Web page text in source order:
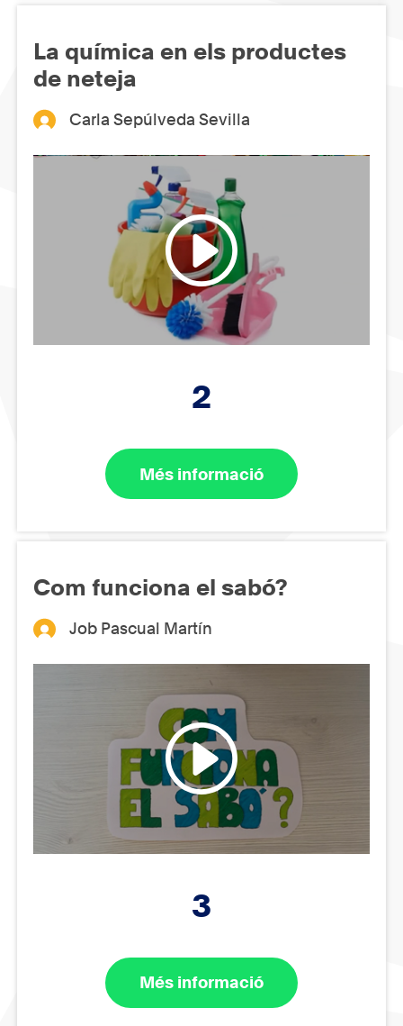
La química en els productes
de neteja
Carla Sepúlveda Sevilla
2
Més informació
Com funciona el sabó?
Job Pascual Martín
3
Més informació